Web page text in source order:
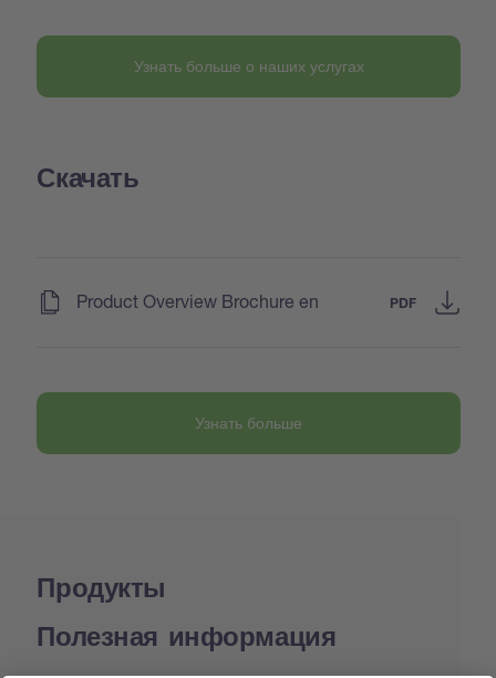
Узнать больше о наших услугах
Скачать
Product Overview Brochure en PDF
Узнать больше
Продукты
Полезная информация